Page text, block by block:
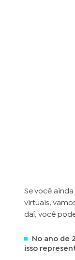
Se você
virtuais,
daí, você
No ano de
isso